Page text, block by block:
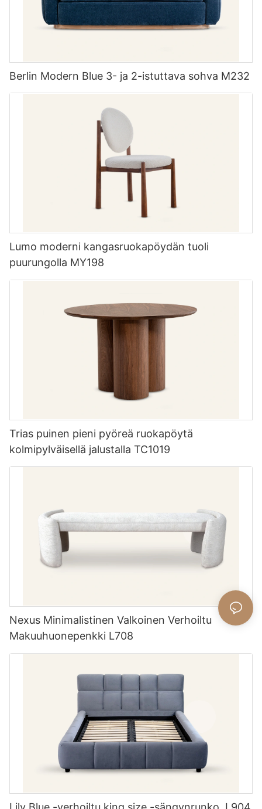
Berlin Modern Blue 3- ja 2-istuttava sohva M232
Lumo moderni kangasruokapöydän tuoli
puurungolla MY198
Trias puinen pieni pyöreä ruokapöytä
kolmipylväisellä jalustalla TC1019
Nexus Minimalistinen Valkoinen Verhoiltu
Makuuhuonepenkki L708